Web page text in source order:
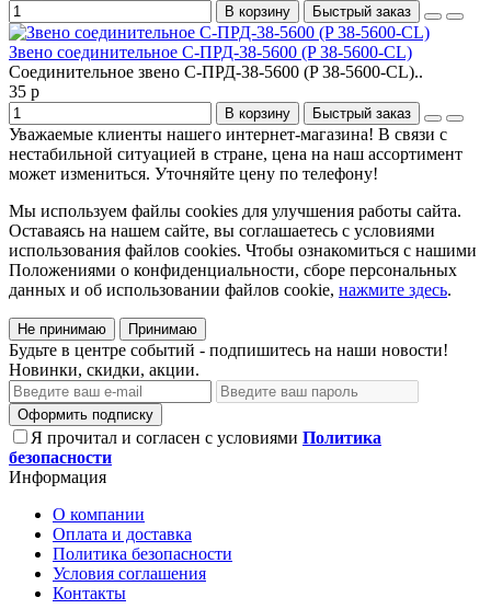
В корзину Быстрый заказ
Звено соединительное С-ПРД-38-5600 (P 38-5600-CL)
Соединительное звено С-ПРД-38-5600 (P 38-5600-CL)..
35 р
В корзину Быстрый заказ
Уважаемые клиенты нашего интернет-магазина! В связи с
нестабильной ситуацией в стране, цена на наш ассортимент
может измениться. Уточняйте цену по телефону!
Мы используем файлы cookies для улучшения работы сайта.
Оставаясь на нашем сайте, вы соглашаетесь с условиями
использования файлов cookies. Чтобы ознакомиться с нашими
Положениями о конфиденциальности, сборе персональных
данных и об использовании файлов cookie, нажмите здесь.
Не принимаю Принимаю
Будьте в центре событий - подпишитесь на наши новости!
Новинки, скидки, акции.
Оформить подписку
Я прочитал и согласен с условиями Политика
безопасности
Информация
О компании
Оплата и доставка
Политика безопасности
Условия соглашения
Контакты